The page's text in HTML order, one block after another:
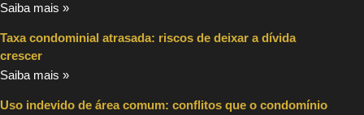
Saiba mais »
Taxa condominial atrasada: riscos de deixar a dívida
crescer
Saiba mais »
Uso indevido de área comum: conflitos que o condomínio